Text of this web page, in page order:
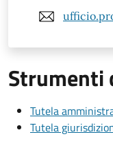
Strumenti
Tutela
Tutela